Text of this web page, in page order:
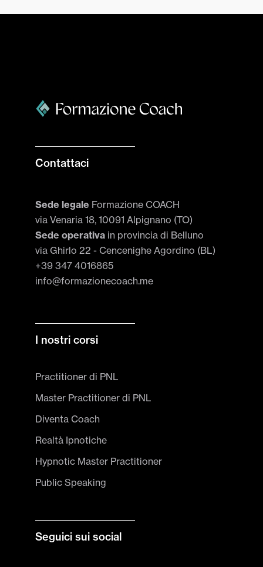
Contattaci
Sede legale Formazione COACH
via Venaria 18, 10091 Alpignano (TO)
Sede operativa in provincia di Belluno
via Ghirlo 22 - Cencenighe Agordino (BL)
+39 347 4016865
info@formazionecoach.me
I nostri corsi
Practitioner di PNL
Master Practitioner di PNL
Diventa Coach
Realtà Ipnotiche
Hypnotic Master Practitioner
Public Speaking
Seguici sui social